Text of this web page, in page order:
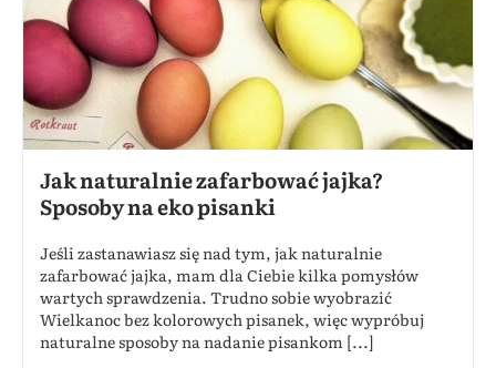
Jak naturalnie zafarbować jajka?
Sposoby na eko pisanki
Jeśli zastanawiasz się nad tym, jak naturalnie
zafarbować jajka, mam dla Ciebie kilka pomysłów
wartych sprawdzenia. Trudno sobie wyobrazić
Wielkanoc bez kolorowych pisanek, więc wypróbuj
naturalne sposoby na nadanie pisankom [...]